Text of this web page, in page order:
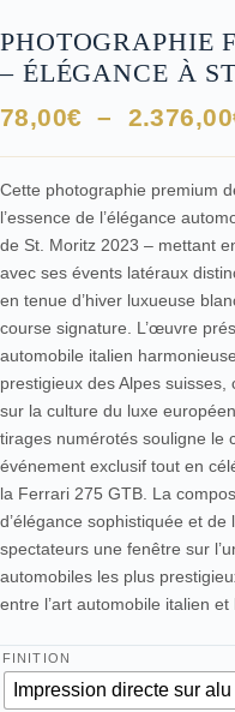
PHOTOGRAPHIE
– ÉLÉGANCE À
78,00€ – 2.376,00
Cette photographie premium
l’essence de l’élégance
de St. Moritz 2023 – mettant
avec ses évents latéraux
en tenue d’hiver luxueuse
course signature. L’œuvre
automobile italien
prestigieux des Alpes
sur la culture du luxe
tirages numérotés souligne le
événement exclusif tout en
la Ferrari 275 GTB. La
d’élégance sophistiquée et
spectateurs une fenêtre sur
automobiles les plus
entre l’art automobile italien
FINITION
Impression directe sur